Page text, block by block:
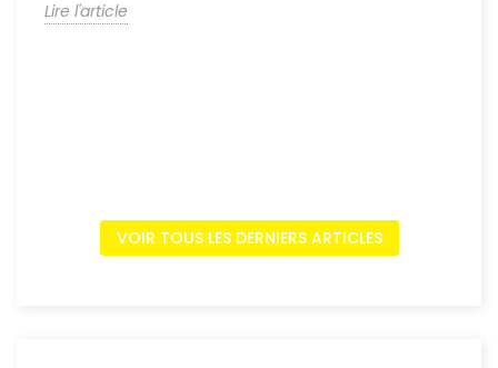
Lire l'article
VOIR TOUS LES DERNIERS ARTICLES